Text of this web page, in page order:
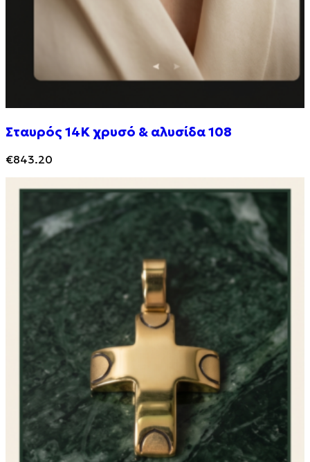
Σταυρός 14Κ χρυσό & αλυσίδα 108
€843.20